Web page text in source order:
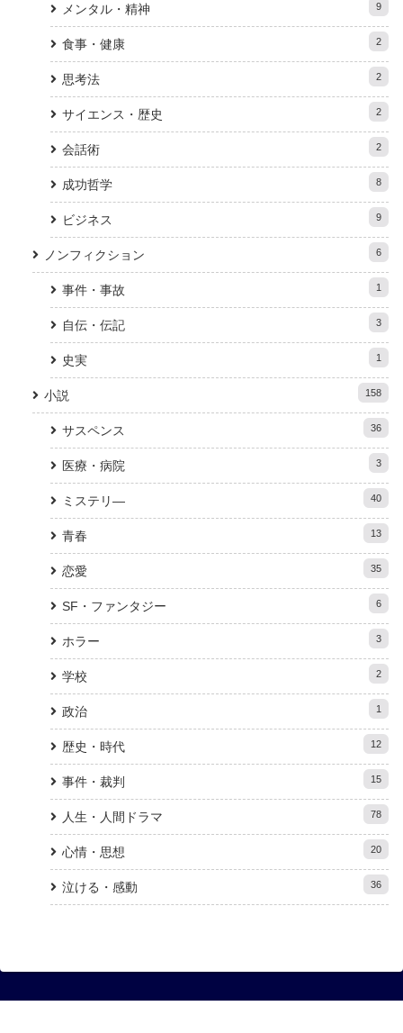
メンタル・精神 9
食事・健康 2
思考法 2
サイエンス・歴史 2
会話術 2
成功哲学 8
ビジネス 9
ノンフィクション 6
事件・事故 1
自伝・伝記 3
史実 1
小説 158
サスペンス 36
医療・病院 3
ミステリ― 40
青春 13
恋愛 35
SF・ファンタジー 6
ホラー 3
学校 2
政治 1
歴史・時代 12
事件・裁判 15
人生・人間ドラマ 78
心情・思想 20
泣ける・感動 36